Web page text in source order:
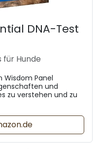
DNA-Test
für Hunde
Wisdom Panel
und
zu verstehen und zu